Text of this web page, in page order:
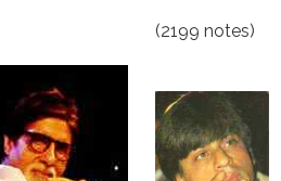
(2199 notes)